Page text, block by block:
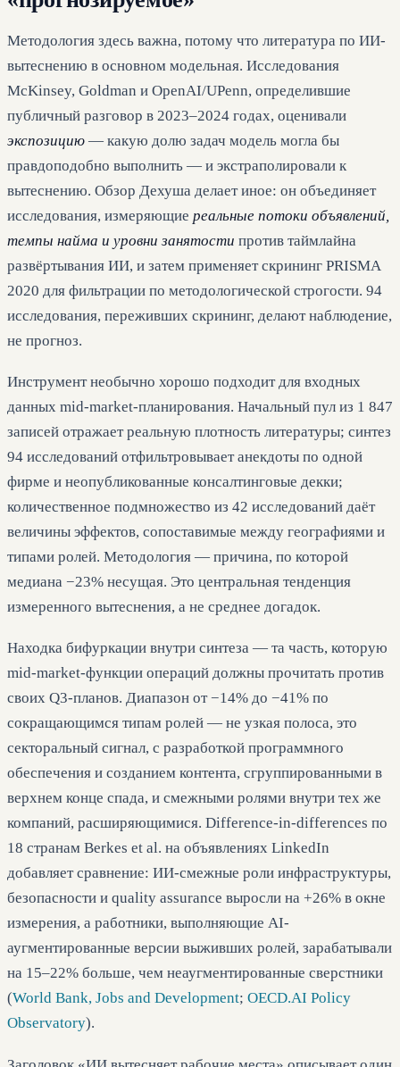
Методология здесь важна, потому что литература по ИИ-
вытеснению в основном модельная. Исследования
McKinsey, Goldman и OpenAI/UPenn, определившие
публичный разговор в 2023–2024 годах, оценивали
экспозицию — какую долю задач модель могла бы
правдоподобно выполнить — и экстраполировали к
вытеснению. Обзор Дехуша делает иное: он объединяет
исследования, измеряющие реальные потоки объявлений,
темпы найма и уровни занятости против таймлайна
развёртывания ИИ, и затем применяет скрининг PRISMA
2020 для фильтрации по методологической строгости. 94
исследования, переживших скрининг, делают наблюдение,
не прогноз.
Инструмент необычно хорошо подходит для входных
данных mid-market-планирования. Начальный пул из 1 847
записей отражает реальную плотность литературы; синтез
94 исследований отфильтровывает анекдоты по одной
фирме и неопубликованные консалтинговые декки;
количественное подмножество из 42 исследований даёт
величины эффектов, сопоставимые между географиями и
типами ролей. Методология — причина, по которой
медиана −23% несущая. Это центральная тенденция
измеренного вытеснения, а не среднее догадок.
Находка бифуркации внутри синтеза — та часть, которую
mid-market-функции операций должны прочитать против
своих Q3-планов. Диапазон от −14% до −41% по
сокращающимся типам ролей — не узкая полоса, это
секторальный сигнал, с разработкой программного
обеспечения и созданием контента, сгруппированными в
верхнем конце спада, и смежными ролями внутри тех же
компаний, расширяющимися. Difference-in-differences по
18 странам Berkes et al. на объявлениях LinkedIn
добавляет сравнение: ИИ-смежные роли инфраструктуры,
безопасности и quality assurance выросли на +26% в окне
измерения, а работники, выполняющие AI-
аугментированные версии выживших ролей, зарабатывали
на 15–22% больше, чем неаугментированные сверстники
(World Bank, Jobs and Development; OECD.AI Policy
Observatory).